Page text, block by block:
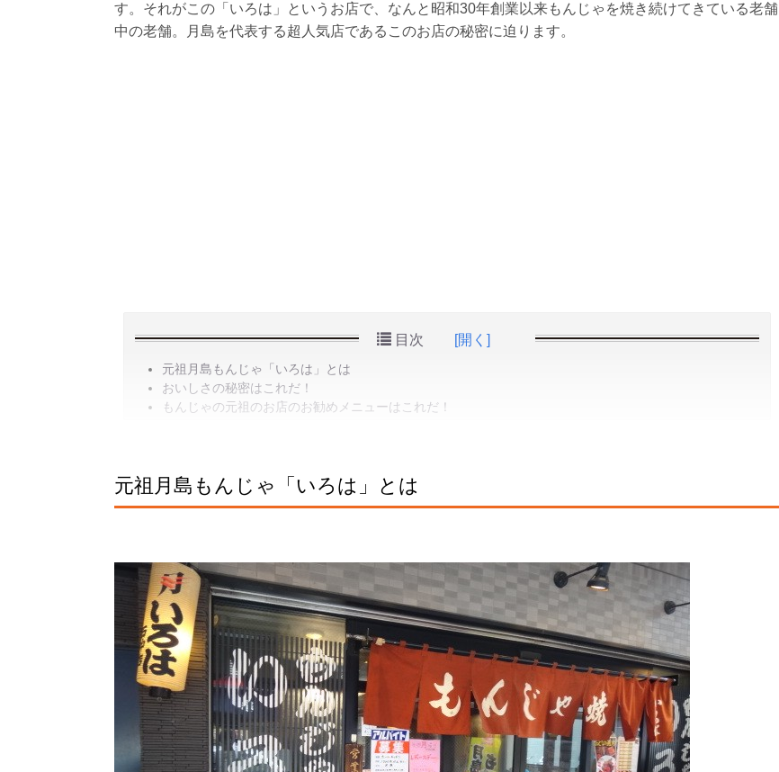
す。それがこの「いろは」というお店で、なんと昭和30年創業以来もんじゃを焼き続けてきている老舗
中の老舗。月島を代表する超人気店であるこのお店の秘密に迫ります。
目次 [開く]
元祖月島もんじゃ「いろは」とは
おいしさの秘密はこれだ！
もんじゃの元祖のお店のお勧めメニューはこれだ！
元祖月島もんじゃ「いろは」とは